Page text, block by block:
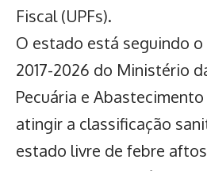
Fiscal (UPFs).
O estado está seguindo
2017-2026 do Ministério
Pecuária e
atingir a classificação
estado livre de febre